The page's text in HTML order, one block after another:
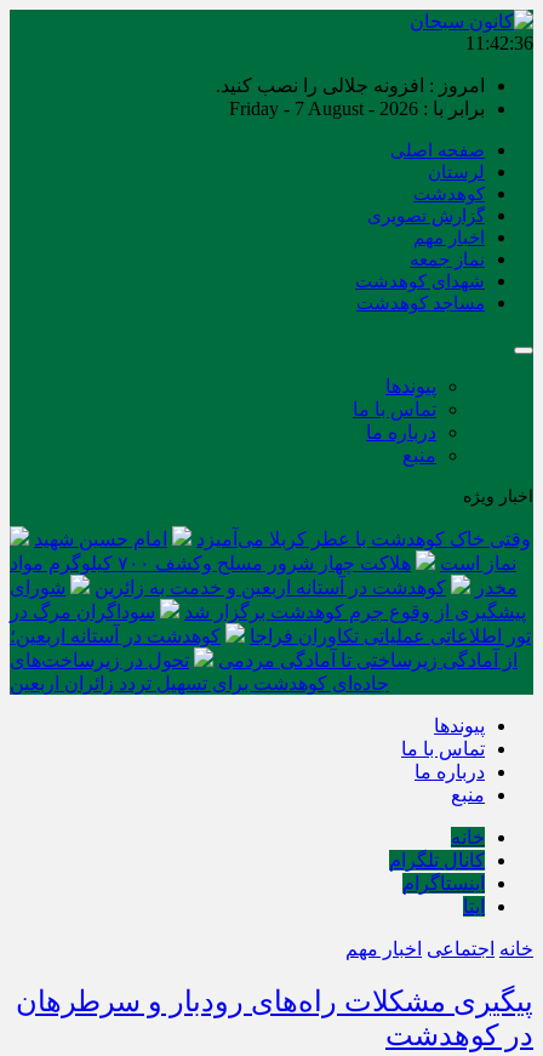
11:42:36
امروز : افزونه جلالی را نصب کنید.
برابر با : Friday - 7 August - 2026
صفحه اصلی
لرستان
کوهدشت
گزارش تصویری
اخبار مهم
نماز جمعه
شهدای کوهدشت
مساجد کوهدشت
پیوندها
تماس با ما
درباره ما
منبع
اخبار ویژه
وقتی خاک کوهدشت با عطر کربلا می‌آمیزد
امام حسین شهید
نماز است
هلاکت چهار شرور مسلح وکشف ۷۰۰ کیلوگرم مواد
مخدر
کوهدشت در آستانه اربعین و خدمت‌ به زائرین
شورای
پیشگیری از وقوع جرم کوهدشت برگزار شد
سوداگران مرگ در
تور اطلاعاتی عملیاتی تکاوران فراجا
کوهدشت در آستانه اربعین؛
از آمادگی زیرساختی تا آمادگی مردمی
تحول در زیرساخت‌های
جاده‌ای کوهدشت برای تسهیل تردد زائران اربعین
پیوندها
تماس با ما
درباره ما
منبع
خانه
کانال تلگرام
اینستاگرام
ایتا
خانه اجتماعی اخبار مهم
پیگیری مشکلات راه‌های رودبار و سرطرهان
در کوهدشت